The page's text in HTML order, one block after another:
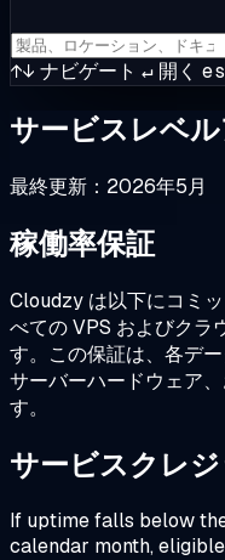
↑↓ ナビゲート ↵ 開く
サービスレベ
最終更新：2026年5月
稼働率保証
Cloudzy は以下にコミ
べての VPS およびクラ
す。この保証は、各デ
サーバーハードウェア
す。
サービスクレジ
If uptime falls below
calendar month,